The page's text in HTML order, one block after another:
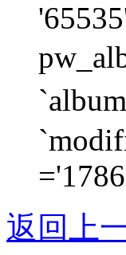
返回上